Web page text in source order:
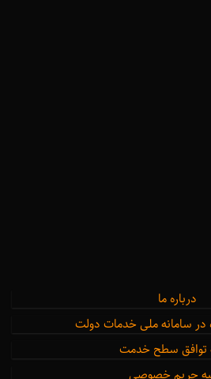
درباره ما
سامانه ملی خدمات دولت
توافق سطح خدمت